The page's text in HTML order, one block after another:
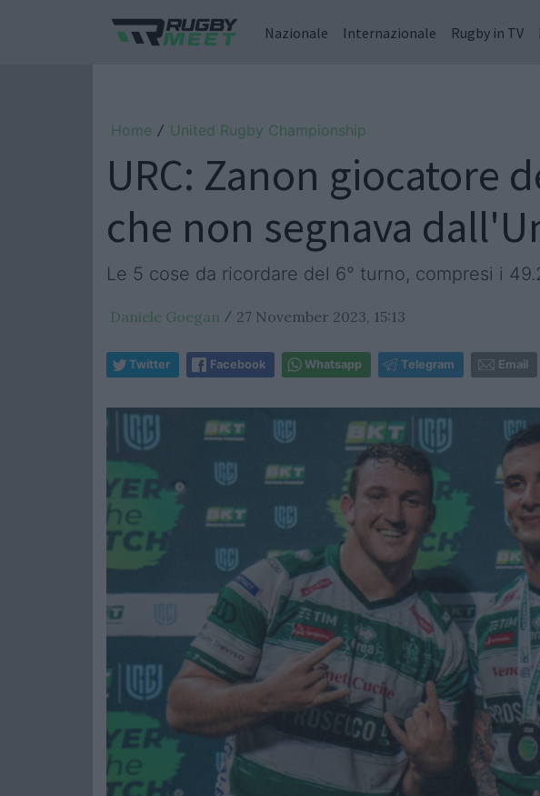
Nazionale Internazionale Rugby in TV
Home / United Rugby Championship
URC: Zanon giocatore
che non segnava
Le 5 cose da ricordare del 6° turno, compresi i
Daniele Goegan / 27 November 2023, 15:13
Twitter Facebook Whatsapp Telegram Email